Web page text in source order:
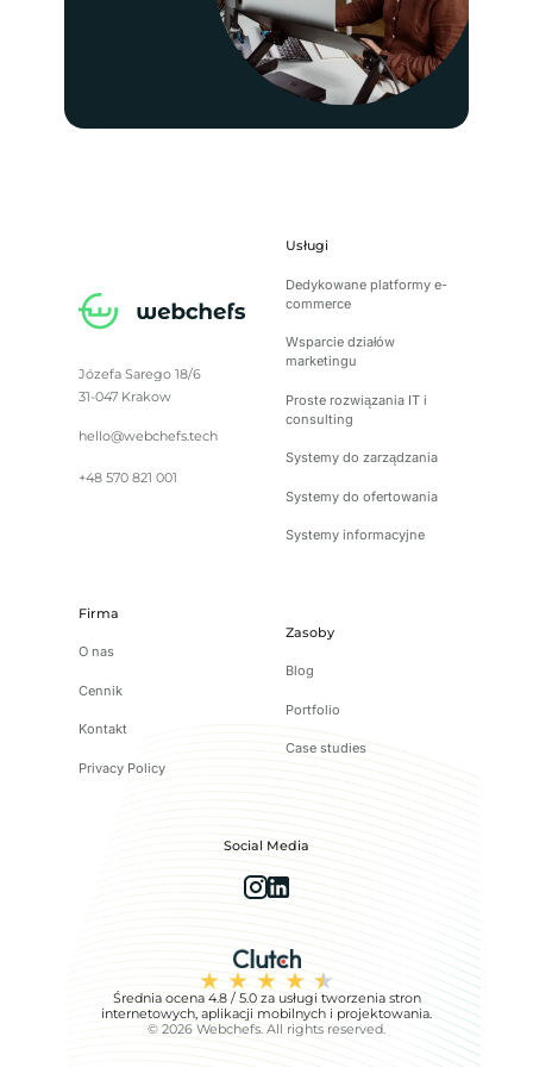
Józefa Sarego 18/6
31-047 Krakow
hello@webchefs.tech
+48 570 821 001
Usługi
Dedykowane platformy e-
commerce
Wsparcie działów
marketingu
Proste rozwiązania IT i
consulting
Systemy do zarządzania
Systemy do ofertowania
Systemy informacyjne
Firma
O nas
Cennik
Kontakt
Privacy Policy
Zasoby
Blog
Portfolio
Case studies
Social Media
Średnia ocena 4.8 / 5.0 za usługi tworzenia stron
internetowych, aplikacji mobilnych i projektowania.
© 2026 Webchefs. All rights reserved.